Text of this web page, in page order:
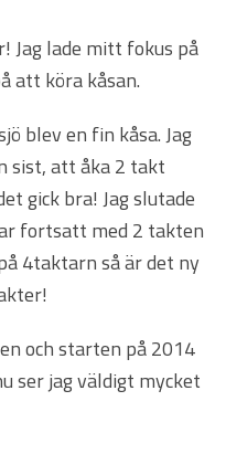
Jag lade mitt fokus på
att köra kåsan.
blev en fin kåsa. Jag
sist, att åka 2 takt
gick bra! Jag slutade
fortsatt med 2 takten
4taktarn så är det ny
och starten på 2014
ser jag väldigt mycket